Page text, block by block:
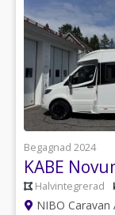
Begagnad 2024
Halvintegrerad
NIBO Caravan